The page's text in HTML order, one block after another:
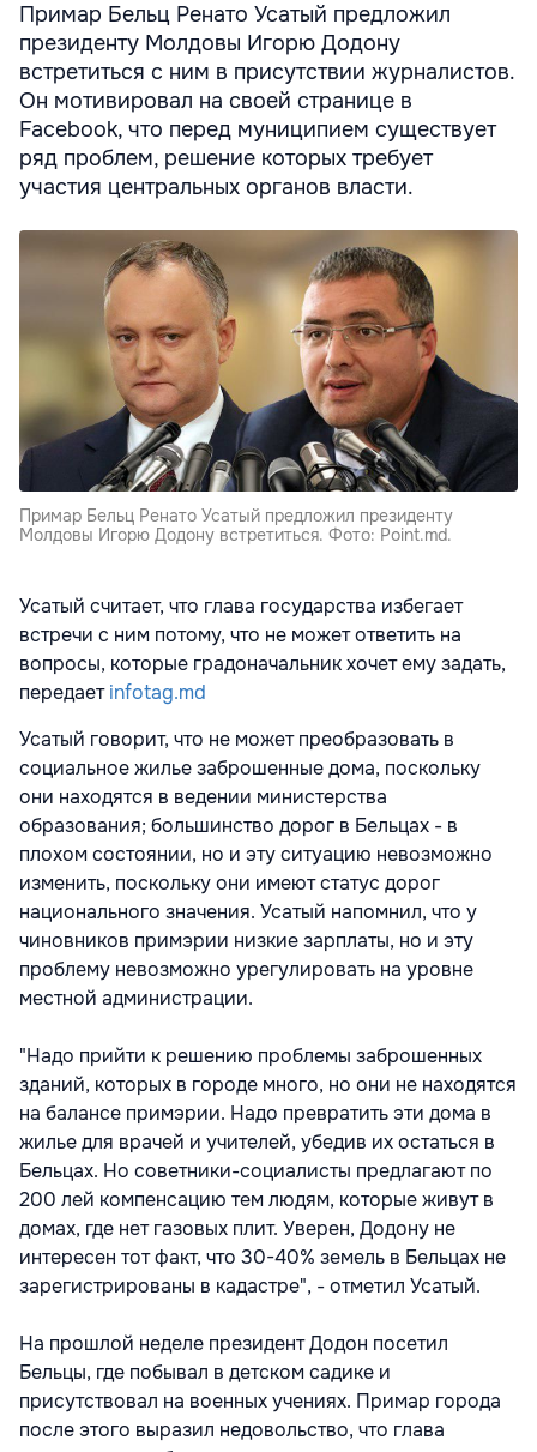
Примар Бельц Ренато Усатый предложил
президенту Молдовы Игорю Додону
встретиться с ним в присутствии журналистов.
Он мотивировал на своей странице в
Facebook, что перед муниципием существует
ряд проблем, решение которых требует
участия центральных органов власти.
Примар Бельц Ренато Усатый предложил президенту
Молдовы Игорю Додону встретиться. Фото: Point.md.
Усатый считает, что глава государства избегает
встречи с ним потому, что не может ответить на
вопросы, которые градоначальник хочет ему задать,
передаетinfotag.md
Усатый говорит, что не может преобразовать в
социальное жилье заброшенные дома, поскольку
они находятся в ведении министерства
образования; большинство дорог в Бельцах - в
плохом состоянии, но и эту ситуацию невозможно
изменить, поскольку они имеют статус дорог
национального значения. Усатый напомнил, что у
чиновников примэрии низкие зарплаты, но и эту
проблему невозможно урегулировать на уровне
местной администрации.
"Надо прийти к решению проблемы заброшенных
зданий, которых в городе много, но они не находятся
на балансе примэрии. Надо превратить эти дома в
жилье для врачей и учителей, убедив их остаться в
Бельцах. Но советники-социалисты предлагают по
200 лей компенсацию тем людям, которые живут в
домах, где нет газовых плит. Уверен, Додону не
интересен тот факт, что 30-40% земель в Бельцах не
зарегистрированы в кадастре", - отметил Усатый.
На прошлой неделе президент Додон посетил
Бельцы, где побывал в детском садике и
присутствовал на военных учениях. Примар города
после этого выразил недовольство, что глава